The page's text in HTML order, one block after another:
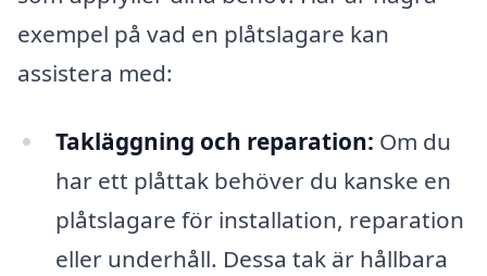
exempel på vad en plåtslagare kan
assistera med:
Takläggning och reparation: Om du
har ett plåttak behöver du kanske en
plåtslagare för installation, reparation
eller underhåll. Dessa tak är hållbara